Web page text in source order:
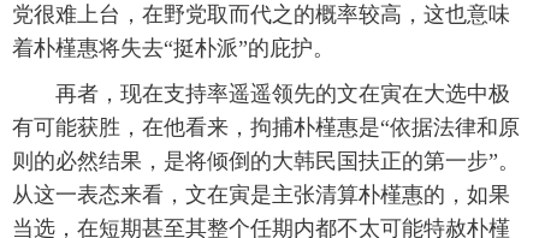
党很难上台，在野党取而代之的概率较高，这也意味
着朴槿惠将失去“挺朴派”的庇护。
再者，现在支持率遥遥领先的文在寅在大选中极
有可能获胜，在他看来，拘捕朴槿惠是“依据法律和原
则的必然结果，是将倾倒的大韩民国扶正的第一步”。
从这一表态来看，文在寅是主张清算朴槿惠的，如果
当选，在短期甚至其整个任期内都不太可能特赦朴槿